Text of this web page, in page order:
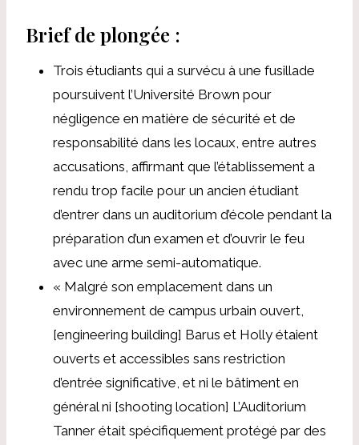
Brief de plongée :
Trois étudiants qui a survécu à une fusillade
poursuivent l’Université Brown pour
négligence en matière de sécurité et de
responsabilité dans les locaux, entre autres
accusations, affirmant que l’établissement a
rendu trop facile pour un ancien étudiant
d’entrer dans un auditorium d’école pendant la
préparation d’un examen et d’ouvrir le feu
avec une arme semi-automatique.
« Malgré son emplacement dans un
environnement de campus urbain ouvert,
[engineering building] Barus et Holly étaient
ouverts et accessibles sans restriction
d’entrée significative, et ni le bâtiment en
général ni [shooting location] L’Auditorium
Tanner était spécifiquement protégé par des